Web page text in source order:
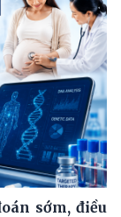
sớm, điều